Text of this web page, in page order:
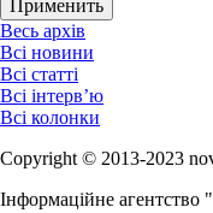
Весь архів
Всі новини
Всі статті
Всі інтерв’ю
Всі колонки
Copyright © 2013-2023
Інформаційне